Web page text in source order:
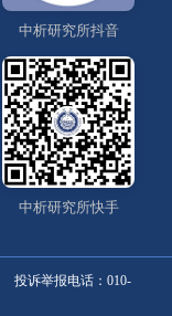
中析研究所抖音
中析研究所快手
投诉举报电话： 010-